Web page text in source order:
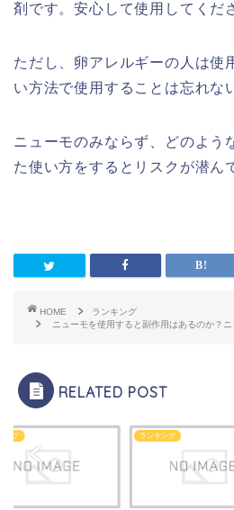
剤です。安心して使用してくだ
ただし、卵アレルギーの人は使
い方法で使用することは忘れな
ニューモのみならず、どのよう
た使い方をするとリスクが潜ん
HOME
ランキング
ニューモを使用すると副作用はあるのか？
RELATED POST
ング ランキング